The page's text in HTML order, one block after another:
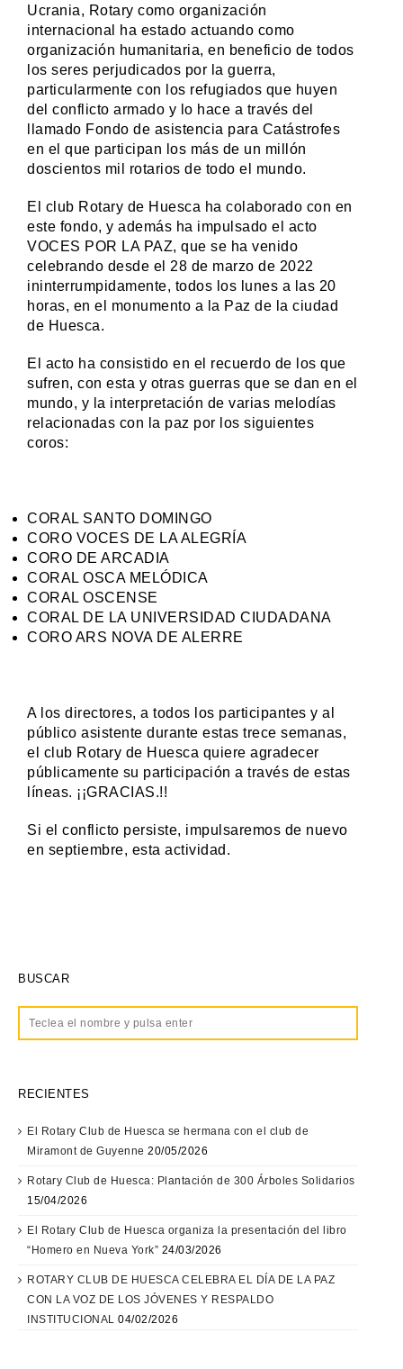
Ucrania, Rotary como organización
internacional ha estado actuando como
organización humanitaria, en beneficio de todos
los seres perjudicados por la guerra,
particularmente con los refugiados que huyen
del conflicto armado y lo hace a través del
llamado Fondo de asistencia para Catástrofes
en el que participan los más de un millón
doscientos mil rotarios de todo el mundo.
El club Rotary de Huesca ha colaborado con en
este fondo, y además ha impulsado el acto
VOCES POR LA PAZ, que se ha venido
celebrando desde el 28 de marzo de 2022
ininterrumpidamente, todos los lunes a las 20
horas, en el monumento a la Paz de la ciudad
de Huesca.
El acto ha consistido en el recuerdo de los que
sufren, con esta y otras guerras que se dan en el
mundo, y la interpretación de varias melodías
relacionadas con la paz por los siguientes
coros:
CORAL SANTO DOMINGO
CORO VOCES DE LA ALEGRÍA
CORO DE ARCADIA
CORAL OSCA MELÓDICA
CORAL OSCENSE
CORAL DE LA UNIVERSIDAD CIUDADANA
CORO ARS NOVA DE ALERRE
A los directores, a todos los participantes y al
público asistente durante estas trece semanas,
el club Rotary de Huesca quiere agradecer
públicamente su participación a través de estas
líneas. ¡¡GRACIAS.!!
Si el conflicto persiste, impulsaremos de nuevo
en septiembre, esta actividad.
BUSCAR
RECIENTES
El Rotary Club de Huesca se hermana con el club de
Miramont de Guyenne 20/05/2026
Rotary Club de Huesca: Plantación de 300 Árboles Solidarios
15/04/2026
El Rotary Club de Huesca organiza la presentación del libro
“Homero en Nueva York” 24/03/2026
ROTARY CLUB DE HUESCA CELEBRA EL DÍA DE LA PAZ
CON LA VOZ DE LOS JÓVENES Y RESPALDO
INSTITUCIONAL 04/02/2026